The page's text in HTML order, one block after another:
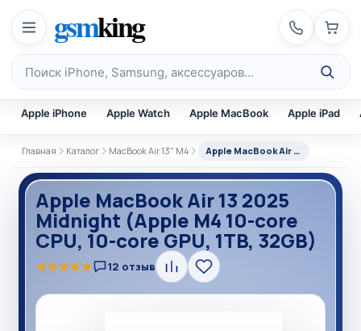
Перейти к содержимому
gsmking
Поиск по каталогу
Apple iPhone Apple Watch Apple MacBook Apple iPad
Главная Каталог MacBook Air 13" M4 Apple MacBook Air 13
Apple MacBook Air 13 2025
Midnight (Apple M4 10-core
CPU, 10-core GPU, 1TB, 32GB)
★★★★★ 12 отзыв Сравнить
В
избранное